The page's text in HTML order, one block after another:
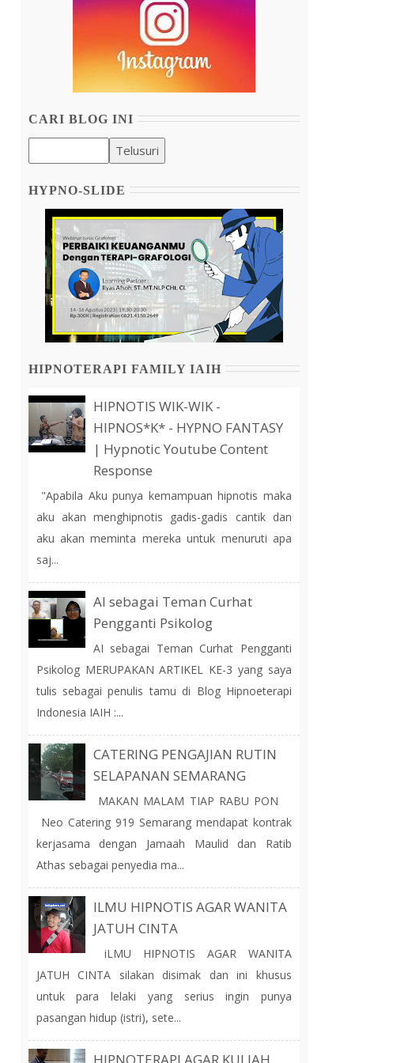
CARI BLOG INI
HYPNO-SLIDE
HIPNOTERAPI FAMILY IAIH
HIPNOTIS WIK-WIK -
HIPNOS*K* - HYPNO FANTASY
| Hypnotic Youtube Content
Response
"Apabila Aku punya kemampuan hipnotis maka
aku akan menghipnotis gadis-gadis cantik dan
aku akan meminta mereka untuk menuruti apa
saj...
AI sebagai Teman Curhat
Pengganti Psikolog
AI sebagai Teman Curhat Pengganti
Psikolog MERUPAKAN ARTIKEL KE-3 yang saya
tulis sebagai penulis tamu di Blog Hipnoeterapi
Indonesia IAIH :...
CATERING PENGAJIAN RUTIN
SELAPANAN SEMARANG
MAKAN MALAM TIAP RABU PON
Neo Catering 919 Semarang mendapat kontrak
kerjasama dengan Jamaah Maulid dan Ratib
Athas sebagai penyedia ma...
ILMU HIPNOTIS AGAR WANITA
JATUH CINTA
iLMU HIPNOTIS AGAR WANITA
JATUH CINTA silakan disimak dan ini khusus
untuk para lelaki yang serius ingin punya
pasangan hidup (istri), sete...
HIPNOTERAPI AGAR KULIAH